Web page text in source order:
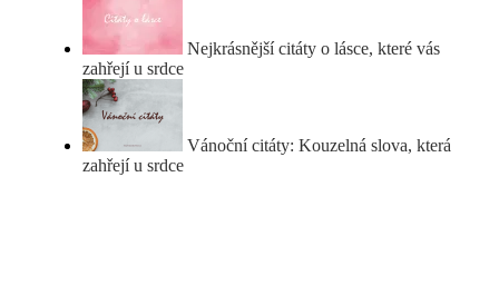
Nejkrásnější citáty o lásce, které vás
zahřejí u srdce
Vánoční citáty: Kouzelná slova, která
zahřejí u srdce